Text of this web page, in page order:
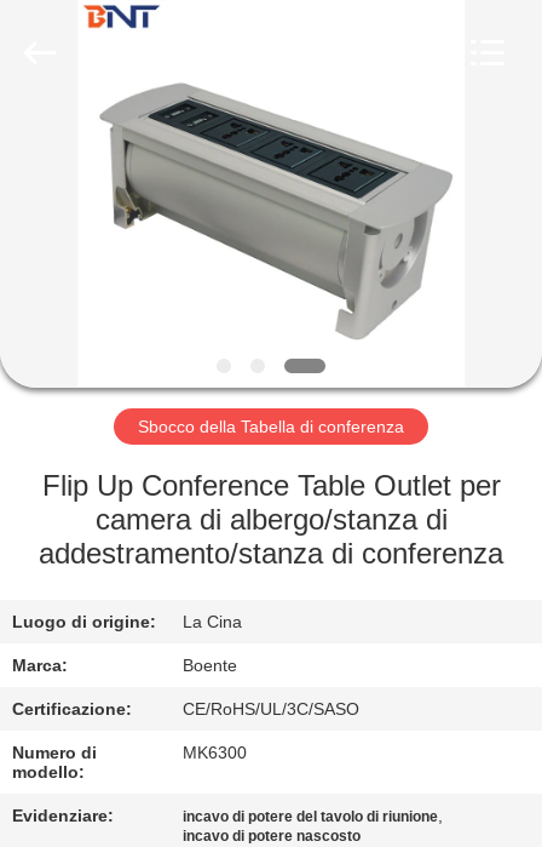
PRODOTTI
GIRO
FABBRICA
CONTROLLO
QUALITÀ
CONTATTICI
NOTIZIE
Sbocco della Tabella di conferenza
Flip Up Conference Table Outlet per
camera di albergo/stanza di
addestramento/stanza di conferenza
Luogo di origine: La Cina
Marca: Boente
Certificazione: CE/RoHS/UL/3C/SASO
Numero di
modello:
MK6300
Evidenziare: incavo di potere del tavolo di riunione,
incavo di potere nascosto